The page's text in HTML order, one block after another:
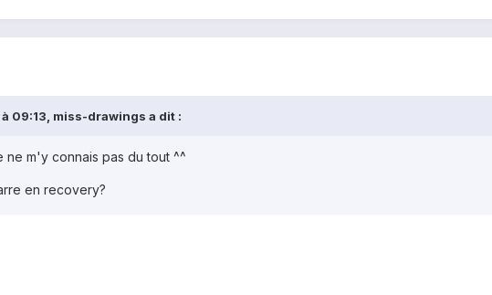
09:13, miss-drawings a dit :
ne m'y connais pas du tout ^^
en recovery?